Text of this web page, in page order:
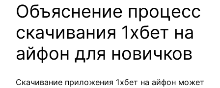
Объяснение процесс
скачивания 1хбет на
айфон для новичков
Скачивание приложения 1хбет на айфон может